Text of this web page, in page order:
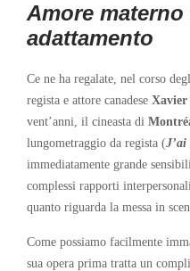
Amore
adattamento
Ce ne ha regalate, nel corso
regista e attore canadese Xavier
vent’anni, il cineasta di
lungometraggio da regista (J’ai
immediatamente grande
complessi rapporti
quanto riguarda la messa in
Come possiamo facilmente
sua opera prima tratta un